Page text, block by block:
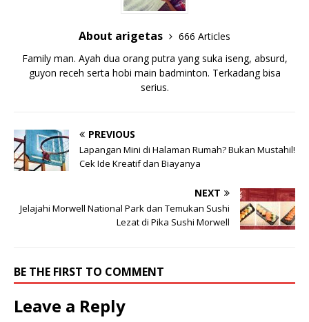
About arigetas
666 Articles
Family man. Ayah dua orang putra yang suka iseng, absurd,
guyon receh serta hobi main badminton. Terkadang bisa
serius.
PREVIOUS
Lapangan Mini di Halaman Rumah? Bukan Mustahil!
Cek Ide Kreatif dan Biayanya
NEXT
Jelajahi Morwell National Park dan Temukan Sushi
Lezat di Pika Sushi Morwell
BE THE FIRST TO COMMENT
Leave a Reply